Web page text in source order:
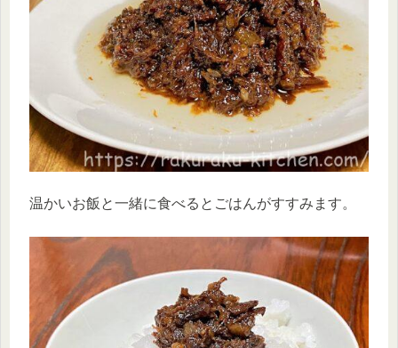
温かいお飯と一緒に食べるとごはんがすすみます。